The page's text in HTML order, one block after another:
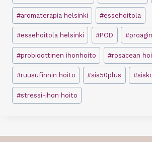
#aromaterapia helsinki #essehoitola
#essehoitola helsinki #POD #
#probioottinen ihonhoito #rosacean
#ruusufinnin hoito #sis50plus #
#stressi-ihon hoito